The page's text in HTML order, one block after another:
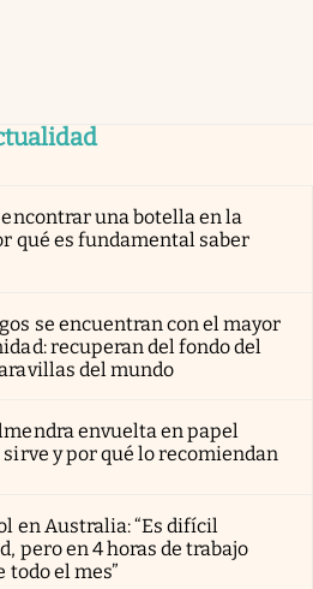
una botella en la
qué es fundamental saber
se encuentran con el mayor
recuperan del fondo del
del mundo
envuelta en papel
y por qué lo recomiendan
en Australia: “Es difícil
pero en 4 horas de trabajo
el mes”